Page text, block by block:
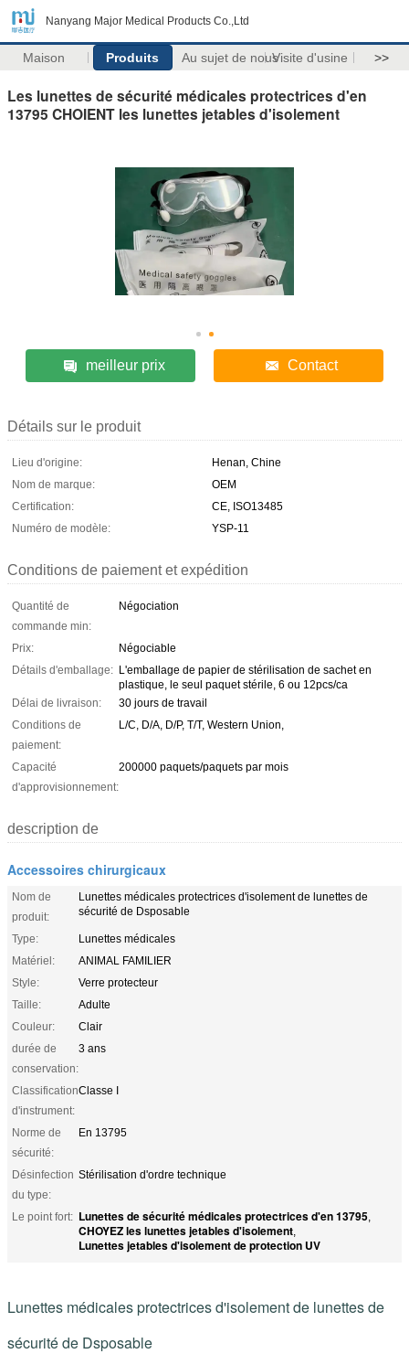
Nanyang Major Medical Products Co.,Ltd
Maison Produits Au sujet de nousVisite d'usine >>
Les lunettes de sécurité médicales protectrices d'en
13795 CHOIENT les lunettes jetables d'isolement
meilleur prix Contact
Détails sur le produit
Lieu d'origine:
Henan, Chine
Nom de marque:
OEM
Certification:
CE, ISO13485
Numéro de modèle:
YSP-11
Conditions de paiement et expédition
Quantité de
commande min:
Négociation
Prix:
Négociable
Détails d'emballage: L'emballage de papier de stérilisation de sachet en
plastique, le seul paquet stérile, 6 ou 12pcs/ca
Délai de livraison:
30 jours de travail
Conditions de
paiement:
L/C, D/A, D/P, T/T, Western Union,
Capacité
d'approvisionnement:
200000 paquets/paquets par mois
description de
Accessoires chirurgicaux
Nom de
produit:
Lunettes médicales protectrices d'isolement de lunettes de
sécurité de Dsposable
Type:
Lunettes médicales
Matériel:
ANIMAL FAMILIER
Style:
Verre protecteur
Taille:
Adulte
Couleur:
Clair
durée de
conservation:
3 ans
Classification
d'instrument:
Classe I
Norme de
sécurité:
En 13795
Désinfection
du type:
Stérilisation d'ordre technique
Le point fort: Lunettes de sécurité médicales protectrices d'en 13795,
CHOYEZ les lunettes jetables d'isolement,
Lunettes jetables d'isolement de protection UV
Lunettes médicales protectrices d'isolement de lunettes de
sécurité de Dsposable